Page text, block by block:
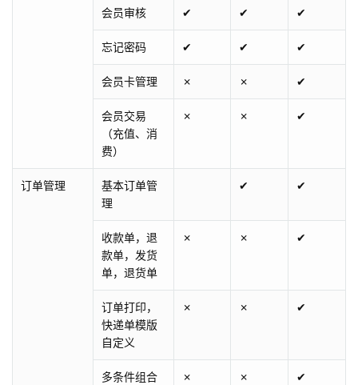
会员审核 ✔ ✔ ✔
忘记密码 ✔ ✔ ✔
会员卡管理 ✗ ✗ ✔
会员交易
（充值、消
费）
✗ ✗ ✔
订单管理
基本订单管
理
✔ ✔
收款单，退
款单，发货
单，退货单
✗ ✗ ✔
订单打印，
快递单模版
自定义
✗ ✗ ✔
多条件组合
✗ ✗ ✔